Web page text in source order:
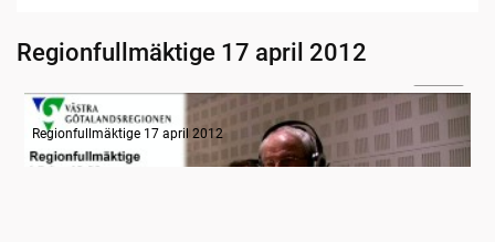
Regionfullmäktige 17 april 2012
Radion informerar
Regionfullmäktige 17 april 2012